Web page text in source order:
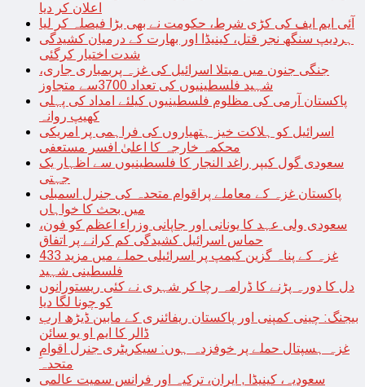
اعلان کر دیا
آئی ایم ایف کی کڑی شرط، حکومت نے بھی بڑا فیصلہ کر لیا
ہردیپ سنگھ نجر قتل، کینیڈا اور بھارت کے درمیان کشیدگی
شدت اختیار کرگئی
جنگی جنون میں مبتلا اسرائیل کی غزہ پربمباری جاری،
شہید فلسطینیوں کی تعداد 3700سے متجاوز
پاکستان آرمی کی مظلوم فلسطینیوں کیلئے امداد کی پہلی
کھیپ روانہ
اسرائیل کو ہلاکت خیز ہتھیاروں کی فراہمی پر امریکی
محکمہ خارجہ کا اعلیٰ افسر مستعفی
سعودی گول کیپر راغد النجار کا فلسطینیوں سے اظہار یک
جہتی
پاکستان غزہ کے معاملے پراقوام متحدہ کی جنرل اسمبلی
میں بحث کا خواہاں
سعودی ولی عہد کا یونانی اور جاپانی وزراء اعظم کو فون،
حماس اسرائیل کشیدگی کم کرانے پر اتفاق
غزہ کے پناہ گزین کیمپ پر اسرائیلی حملے میں مزید 433
فلسطینی شہید
دل کا دورہ پڑنے کا ڈرامہ رچا کر شہری نے کئی ریستورانوں
کو چونا لگا دیا
بیجنگ: چینی کمپنی اور پاکستان ریفائنری کے مابین ڈیڑھ ارب
ڈالر کا ایم او یو سائن
غزہ ہسپتال حملے پر خوفزدہ ہوں: سیکریٹری جنرل اقوامِ
متحدہ
سعودیہ، کینیڈا , ایران، ترکیہ اور فرانس سمیت عالمی